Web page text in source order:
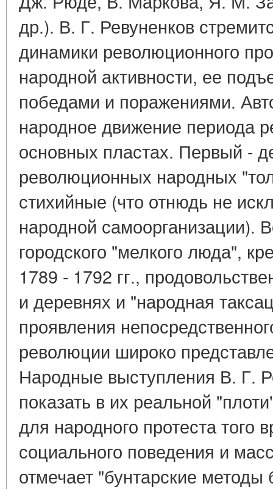
др.). В. Г. Ревуненков
динамики революционного
народной активности, ее
победами и поражениями.
народное движение периода
основных пластах. Первый -
революционных народных
стихийные (что отнюдь не
народной самоорганизации).
городского "мелкого люда",
1789 - 1792 гг.,
и деревнях и "народная
проявления
революции широко
Народные выступления В. Г.
показать в их реальной
для народного протеста того
социального поведения и
отмечает "бунтарские